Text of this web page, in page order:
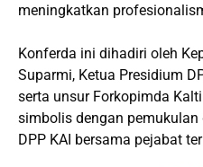
meningkatkan
Konferda ini dihadiri oleh
Suparmi, Ketua Presidium
serta unsur Forkopimda
simbolis dengan
DPP KAI bersama pejabat